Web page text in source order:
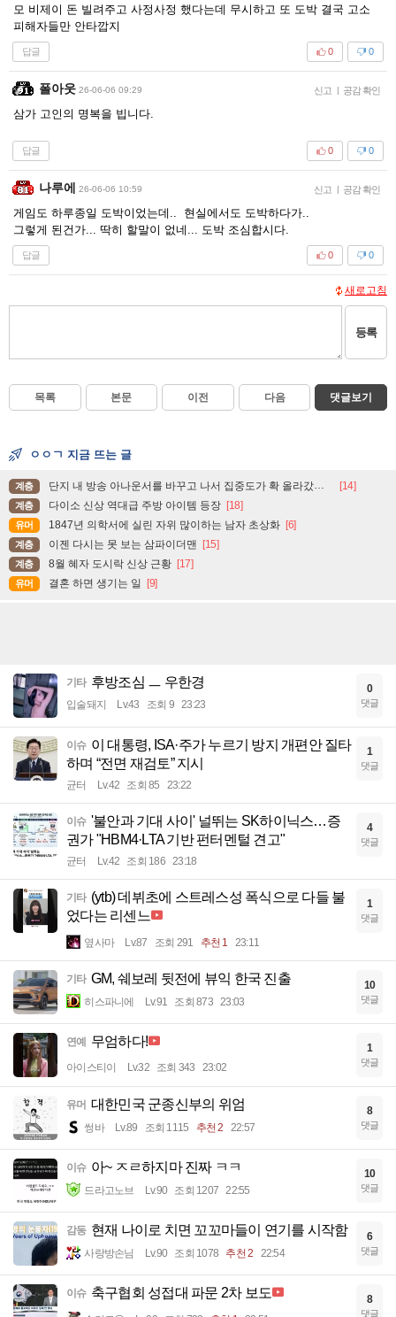
모 비제이 돈 빌려주고 사정사정 했다는데 무시하고 또 도박 결국 고소
피해자들만 안타깝지
답글 0
0
폴아웃 26-06-06 09:29 신고 | 공감 확인
삼가 고인의 명복을 빕니다.
답글 0
0
나루에 26-06-06 10:59 신고 | 공감 확인
게임도 하루종일 도박이었는데.. 현실에서도 도박하다가..
그렇게 된건가... 딱히 할말이 없네... 도박 조심합시다.
답글 0
0
새로고침
등록
목록 본문 이전 다음 댓글보기
ㅇㅇㄱ 지금 뜨는 글
계층 단지 내 방송 아나운서를 바꾸고 나서 집중도가 확 올라갔다는 한 아파트의 안내방송 [14]
계층 다이소 신상 역대급 주방 아이템 등장 [18]
유머 1847년 의학서에 실린 자위 많이하는 남자 초상화 [6]
계층 이젠 다시는 못 보는 삼파이더맨 [15]
계층 8월 혜자 도시락 신상 근황 [17]
유머 결혼 하면 생기는 일 [9]
기타 후방조심 ㅡ 우한경
입술돼지 Lv.43 조회 9 23:23
0
댓글
이슈 이 대통령, ISA·주가 누르기 방지 개편안 질타
하며 “전면 재검토” 지시
균터 Lv.42 조회 85 23:22
1
댓글
이슈 '불안과 기대 사이' 널뛰는 SK하이닉스…증
권가 "HBM4·LTA 기반 펀터멘털 견고"
균터 Lv.42 조회 186 23:18
4
댓글
기타 (ytb) 데뷔초에 스트레스성 폭식으로 다들 불
었다는 리센느
옆사마 Lv.87 조회 291 추천 1 23:11
1
댓글
기타 GM, 쉐보레 뒷전에 뷰익 한국 진출
히스파니에 Lv.91 조회 873 23:03
10
댓글
연예 무엄하다!
아이스티이 Lv.32 조회 343 23:02
1
댓글
유머 대한민국 군종신부의 위엄
썽바 Lv.89 조회 1115 추천 2 22:57
8
댓글
이슈 아~ ㅈㄹ하지마 진짜 ㅋㅋ
드라고노브 Lv.90 조회 1207 22:55
10
댓글
감동 현재 나이로 치면 꼬꼬마들이 연기를 시작함
사랑방손님 Lv.90 조회 1078 추천 2 22:54
6
댓글
이슈 축구협회 성접대 파문 2차 보도 8
댓글